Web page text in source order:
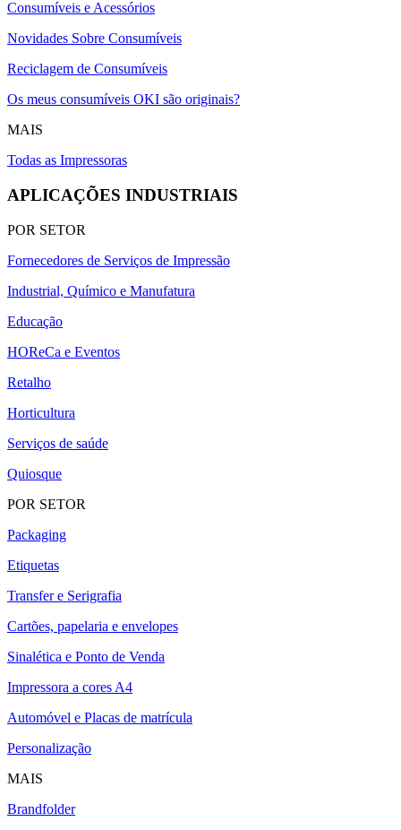
Consumíveis e Acessórios
Novidades Sobre Consumíveis
Reciclagem de Consumíveis
Os meus consumíveis OKI são originais?
MAIS
Todas as Impressoras
APLICAÇÕES INDUSTRIAIS
POR SETOR
Fornecedores de Serviços de Impressão
Industrial, Químico e Manufatura
Educação
HOReCa e Eventos
Retalho
Horticultura
Serviços de saúde
Quiosque
POR SETOR
Packaging
Etiquetas
Transfer e Serigrafia
Cartões, papelaria e envelopes
Sinalética e Ponto de Venda
Impressora a cores A4
Automóvel e Placas de matrícula
Personalização
MAIS
Brandfolder